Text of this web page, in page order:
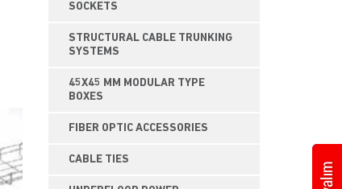
SOCKETS
STRUCTURAL CABLE TRUNKING
SYSTEMS
45X45 MM MODULAR TYPE
BOXES
FIBER OPTIC ACCESSORIES
CABLE TIES